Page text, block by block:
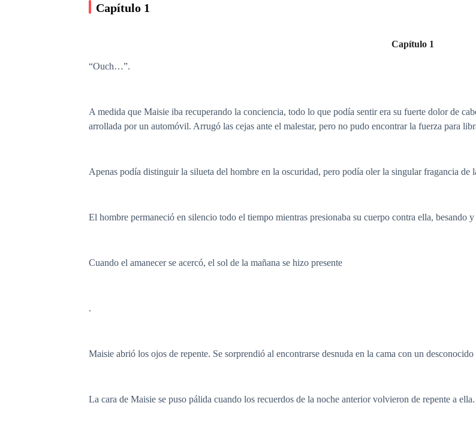
Capítulo 1
Capítulo 1
“Ouch…”.
A medida que Maisie iba recuperando la conciencia, todo lo que podía sentir era su fuerte dolor de
arrollada por un automóvil. Arrugó las cejas ante el malestar, pero no pudo encontrar la fuerza para
Apenas podía distinguir la silueta del hombre en la oscuridad, pero podía oler la singular fragancia
El hombre permaneció en silencio todo el tiempo mientras presionaba su cuerpo contra ella,
Cuando el amanecer se acercó, el sol de la mañana se hizo presente
.
Maisie abrió los ojos de repente. Se sorprendió al encontrarse desnuda en la cama con un
La cara de Maisie se puso pálida cuando los recuerdos de la noche anterior volvieron de repente a